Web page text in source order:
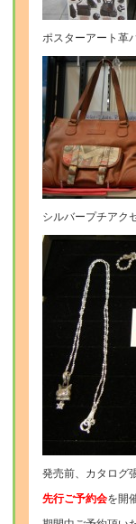
ポスターアート革
シルバープチアク
発売前、カタログ
先行ご予約会を開